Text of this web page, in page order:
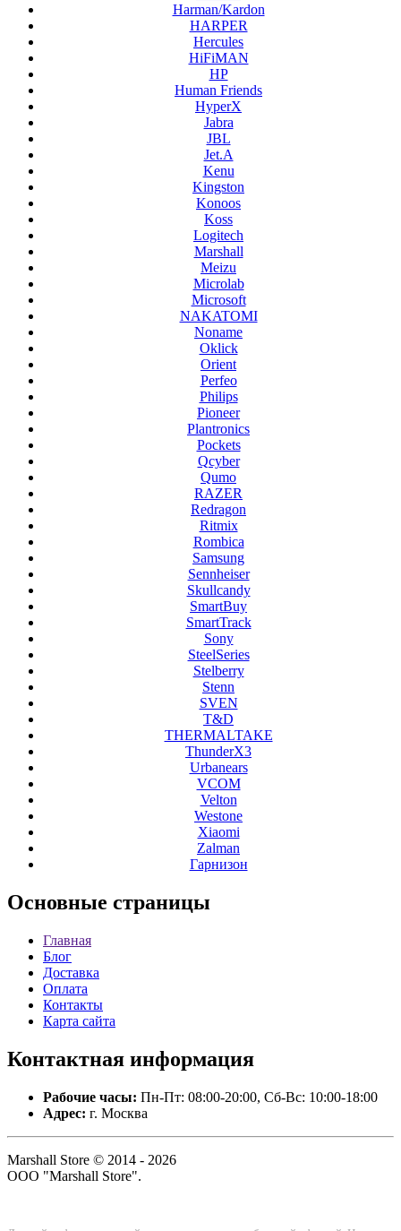
Harman/Kardon
HARPER
Hercules
HiFiMAN
HP
Human Friends
HyperX
Jabra
JBL
Jet.A
Kenu
Kingston
Konoos
Koss
Logitech
Marshall
Meizu
Microlab
Microsoft
NAKATOMI
Noname
Oklick
Orient
Perfeo
Philips
Pioneer
Plantronics
Pockets
Qcyber
Qumo
RAZER
Redragon
Ritmix
Rombica
Samsung
Sennheiser
Skullcandy
SmartBuy
SmartTrack
Sony
SteelSeries
Stelberry
Stenn
SVEN
T&D
THERMALTAKE
ThunderX3
Urbanears
VCOM
Velton
Westone
Xiaomi
Zalman
Гарнизон
Основные страницы
Главная
Блог
Доставка
Оплата
Контакты
Карта сайта
Контактная информация
Рабочие часы: Пн-Пт: 08:00-20:00, Сб-Вс: 10:00-18:00
Адрес: г. Москва
Marshall Store © 2014 - 2026
ООО "Marshall Store".